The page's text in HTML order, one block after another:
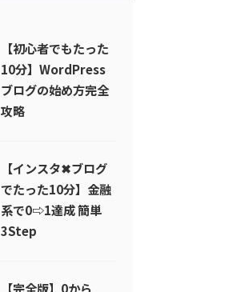
【初心者でもたった
10分】WordPress
ブログの始め方完全
攻略
【インスタ✖︎ブログ
でたった10分】金融
系で0⇨1達成 簡単
3Step
【完全版】0から